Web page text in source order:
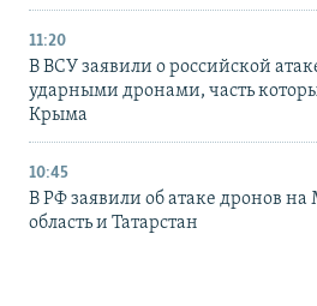
11:20
В ВСУ заявили о российской
ударными дронами, часть
Крыма
10:45
В РФ заявили об атаке дронов на
область и Татарстан